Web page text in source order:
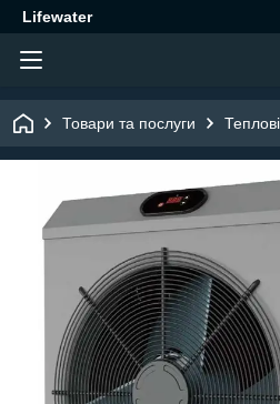
Lifewater
Товари та послуги